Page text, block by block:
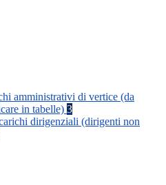
amministrativi di vertice (da
in tabelle) 3
dirigenziali (dirigenti non